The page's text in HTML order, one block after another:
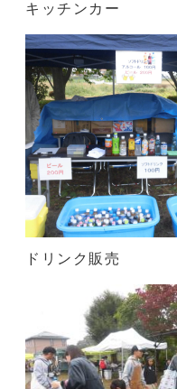
キッチンカー
ドリンク販売